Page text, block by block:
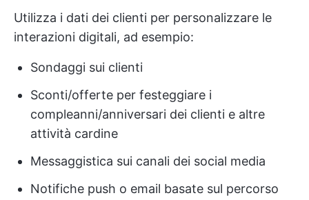
Utilizza i dati dei clienti per personalizzare le
interazioni digitali, ad esempio:
Sondaggi sui clienti
Sconti/offerte per festeggiare i
compleanni/anniversari dei clienti e altre
attività cardine
Messaggistica sui canali dei social media
Notifiche push o email basate sul percorso